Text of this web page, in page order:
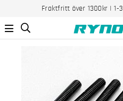
Fraktfritt över 1300kr | 1-